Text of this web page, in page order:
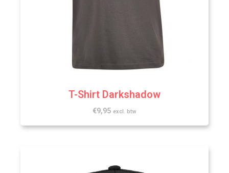
T-Shirt Darkshadow
€9,95 excl. btw